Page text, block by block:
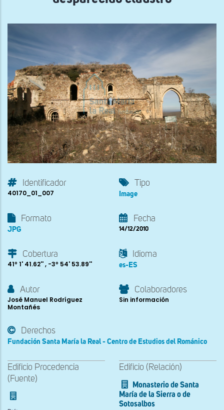
Identificador
40170_01_007
Tipo
Image
Formato
JPG
Fecha
14/12/2010
Cobertura
41º 1' 41.62'' , -3º 54' 53.89''
Idioma
es-ES
Autor
José Manuel Rodríguez
Montañés
Colaboradores
Sin información
Derechos
Fundación Santa María la Real - Centro de Estudios del Románico
Edificio Procedencia
(Fuente)
Edificio (Relación)
Monasterio de Santa
María de la Sierra o de
Sotosalbos